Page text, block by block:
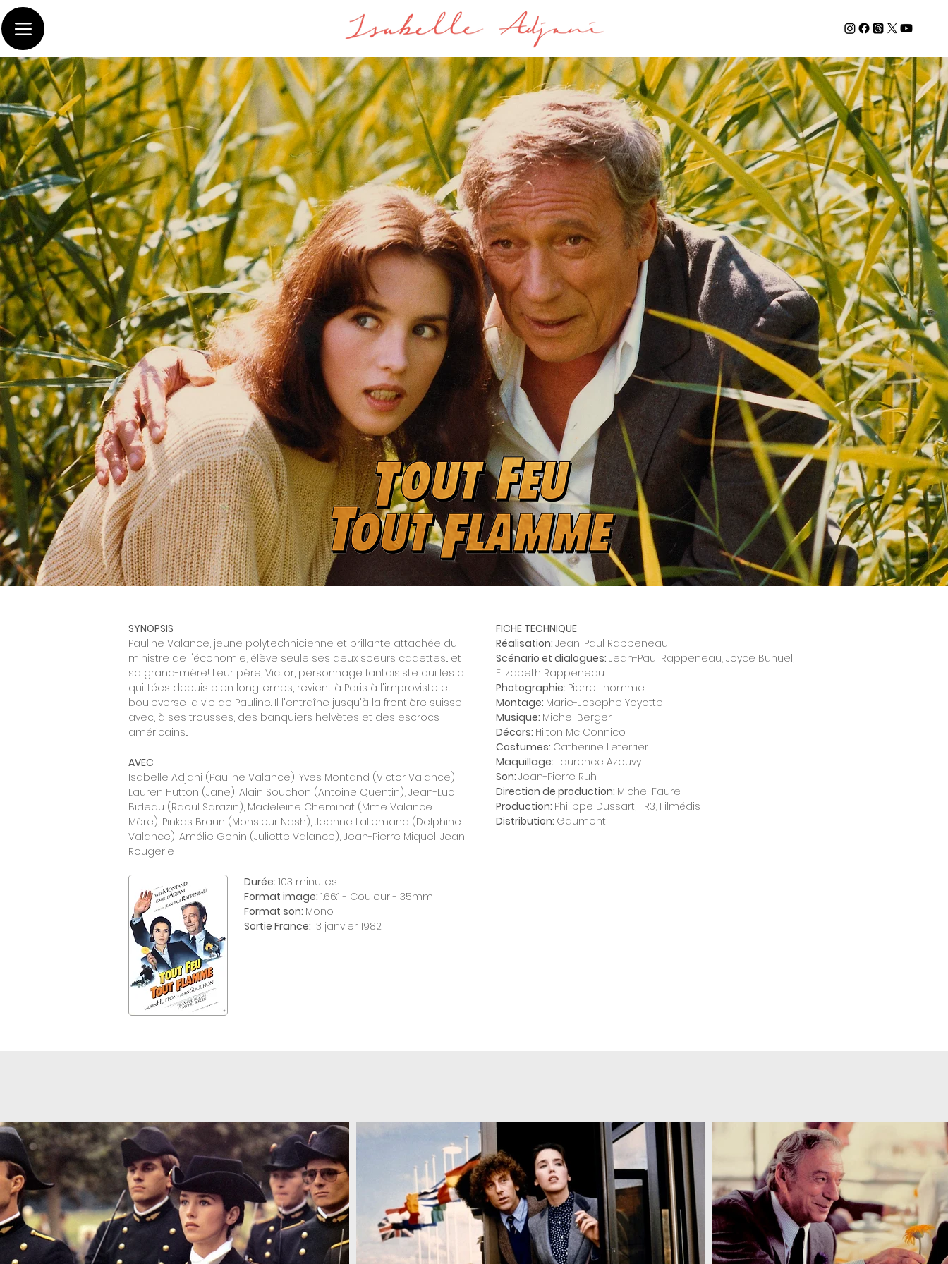
SYNOPSIS
Pauline Valance, jeune polytechnicienne et brillante attachée du
ministre de l'économie, élève seule ses deux soeurs cadettes... et
sa grand-mère! Leur père, Victor, personnage fantaisiste qui les a
quittées depuis bien longtemps, revient à Paris à l'improviste et
bouleverse la vie de Pauline. Il l'entraîne jusqu'à la frontière suisse,
avec, à ses trousses, des banquiers helvètes et des escrocs
américains...
AVEC
Isabelle Adjani (Pauline Valance), Yves Montand (Victor Valance),
Lauren Hutton (Jane), Alain Souchon (Antoine Quentin), Jean-Luc
Bideau (Raoul Sarazin), Madeleine Cheminat (Mme Valance
Mère), Pinkas Braun (Monsieur Nash), Jeanne Lallemand (Delphine
Valance), Amélie Gonin (Juliette Valance), Jean-Pierre Miquel, Jean
Rougerie
Durée: 103 minutes
Format image: 1.66:1 - Couleur - 35mm
Format son: Mono
Sortie France: 13 janvier 1982
FICHE TECHNIQUE
Réalisation: Jean-Paul Rappeneau
Scénario et dialogues: Jean-Paul Rappeneau, Joyce Bunuel,
Elizabeth Rappeneau
Photographie: Pierre Lhomme
Montage: Marie-Josephe Yoyotte
Musique: Michel Berger
Décors: Hilton Mc Connico
Costumes: Catherine Leterrier
Maquillage: Laurence Azouvy
Son: Jean-Pierre Ruh
Direction de production: Michel Faure
Production: Philippe Dussart, FR3, Filmédis
Distribution: Gaumont